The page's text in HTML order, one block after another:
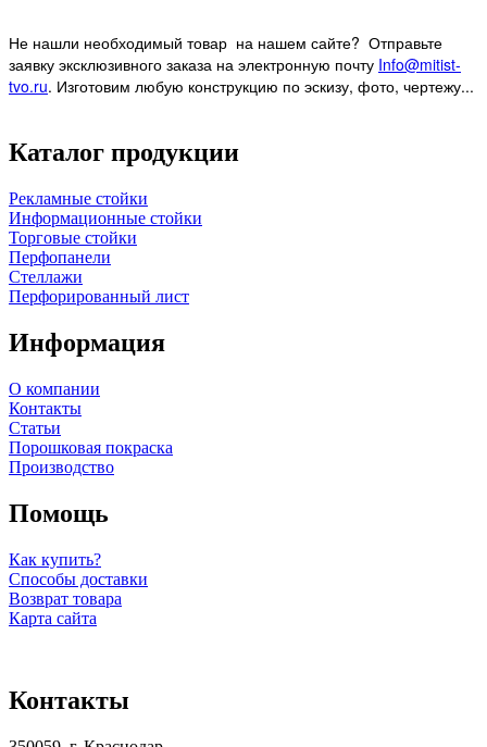
Не нашли необходимый товар на нашем сайте? Отправьте
заявку эксклюзивного заказа на электронную почту Info@mitist-
tvo.ru. Изготовим любую конструкцию по эскизу, фото, чертежу...
Каталог продукции
Рекламные стойки
Информационные стойки
Торговые стойки
Перфопанели
Стеллажи
Перфорированный лист
Информация
О компании
Контакты
Статьи
Порошковая покраска
Производство
Помощь
Как купить?
Способы доставки
Возврат товара
Карта сайта
Контакты